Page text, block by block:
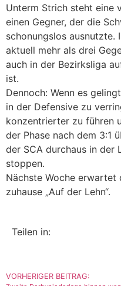
Unterm Strich steht eine
einen Gegner, der die
schonungslos ausnutzte.
aktuell mehr als drei
auch in der Bezirksliga
ist.
Dennoch: Wenn es
in der Defensive zu
konzentrierter zu führen
der Phase nach dem 3:1
der SCA durchaus in der
stoppen.
Nächste Woche
zuhause „Auf der Lehn“.
Teilen in:
VORHERIGER BEITRAG: